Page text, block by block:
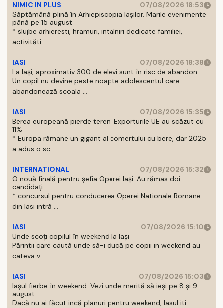
NIMIC IN PLUS
07/08/2026 18:53
Săptămână plină în Arhiepiscopia Iașilor. Marile evenimente
până pe 15 august
* slujbe arhieresti, hramuri, intalniri dedicate familiei,
activităti ...
IASI
07/08/2026 18:38
La Iași, aproximativ 300 de elevi sunt în risc de abandon
Un copil nu devine peste noapte adolescentul care
abandonează scoala ...
IASI
07/08/2026 15:35
Berea europeană pierde teren. Exporturile UE au scăzut cu
11%
* Europa rămane un gigant al comertului cu bere, dar 2025
a adus o sc ...
INTERNATIONAL
07/08/2026 15:32
O nouă finală pentru șefia Operei Iași. Au rămas doi
candidați
* concursul pentru conducerea Operei Nationale Romane
din Iasi intră ...
IASI
07/08/2026 15:10
Unde scoți copilul în weekend la Iași
Părintii care caută unde să-i ducă pe copii in weekend au
cateva v ...
IASI
07/08/2026 15:03
Iașul fierbe în weekend. Vezi unde merită să ieși pe 8 și 9
august
Dacă nu ai făcut incă planuri pentru weekend, Iasul iti